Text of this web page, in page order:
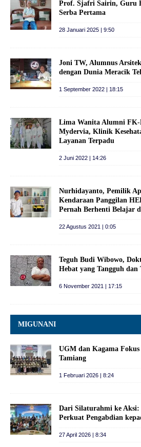
Prof. Sjafri Sairin, Guru
Serba Pertama
28 Januari 2025 | 9:50
Joni TW, Alumnus
dengan Dunia Meracik
1 September 2022 | 18:15
Lima Wanita Alumni
Mydervia, Klinik
Layanan Terpadu
2 Juni 2022 | 14:26
Nurhidayanto, Pemilik
Kendaraan Panggilan
Pernah Berhenti Belajar
22 Agustus 2021 | 0:05
Teguh Budi Wibowo,
Hebat yang Tangguh
6 November 2021 | 17:15
MIGUNANI
UGM dan Kagama
Tamiang
1 Februari 2026 | 8:24
Dari Silaturahmi ke
Perkuat Pengabdian
27 April 2026 | 8:34